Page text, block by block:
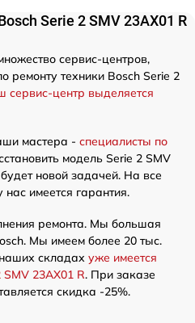
Serie 2 SMV 23AX01 R
сервис-центров,
ремонту техники Bosch Serie 2
сервис-центр выделяется
мастера - специалисты по
модель Serie 2 SMV
новой задачей. На все
имеется гарантия.
ремонта. Мы большая
Мы имеем более 20 тыс.
складах уже имеется
23AX01 R. При заказе
скидка -25%.